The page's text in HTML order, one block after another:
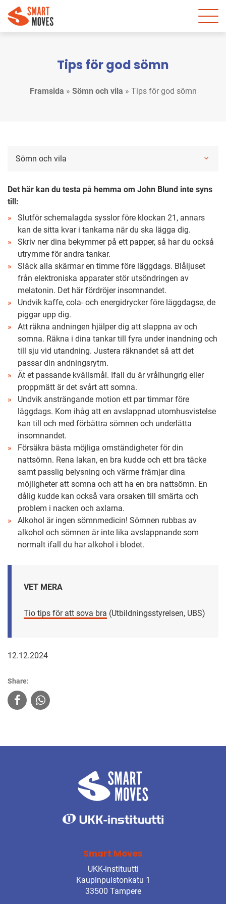
Tips för god sömn
Framsida » Sömn och vila » Tips för god sömn
Sömn och vila
Det här kan du testa på hemma om John Blund inte syns
till:
Slutför schemalagda sysslor före klockan 21, annars
kan de sitta kvar i tankarna när du ska lägga dig.
Skriv ner dina bekymmer på ett papper, så har du också
utrymme för andra tankar.
Släck alla skärmar en timme före läggdags. Blåljuset
från elektroniska apparater stör utsöndringen av
melatonin. Det här fördröjer insomnandet.
Undvik kaffe, cola- och energidrycker före läggdagse, de
piggar upp dig.
Att räkna andningen hjälper dig att slappna av och
somna. Räkna i dina tankar till fyra under inandning och
till sju vid utandning. Justera räknandet så att det
passar din andningsrytm.
Ät et passande kvällsmål. Ifall du är vrålhungrig eller
proppmätt är det svårt att somna.
Undvik ansträngande motion ett par timmar före
läggdags. Kom ihåg att en avslappnad utomhusvistelse
kan till och med förbättra sömnen och underlätta
insomnandet.
Försäkra bästa möjliga omständigheter för din
nattsömn. Rena lakan, en bra kudde och ett bra täcke
samt passlig belysning och värme främjar dina
möjligheter att somna och att ha en bra nattsömn. En
dålig kudde kan också vara orsaken till smärta och
problem i nacken och axlarna.
Alkohol är ingen sömnmedicin! Sömnen rubbas av
alkohol och sömnen är inte lika avslappnande som
normalt ifall du har alkohol i blodet.
VET MERA
Tio tips för att sova bra (Utbildningsstyrelsen, UBS)
12.12.2024
Share:
Smart Moves
UKK-instituutti
Kaupinpuistonkatu 1
33500 Tampere